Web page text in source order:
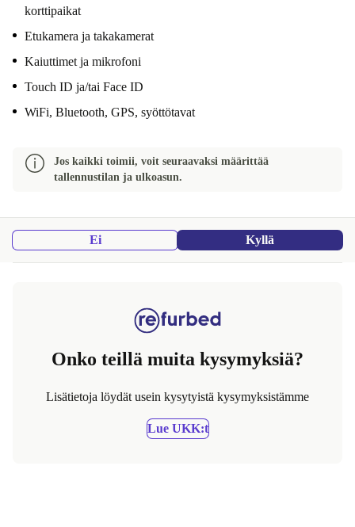
korttipaikat
Etukamera ja takakamerat
Kaiuttimet ja mikrofoni
Touch ID ja/tai Face ID
WiFi, Bluetooth, GPS, syöttötavat
Jos kaikki toimii, voit seuraavaksi määrittää
tallennustilan ja ulkoasun.
Ei Kyllä
Onko teillä muita kysymyksiä?
Lisätietoja löydät usein kysytyistä kysymyksistämme
Lue UKK:t